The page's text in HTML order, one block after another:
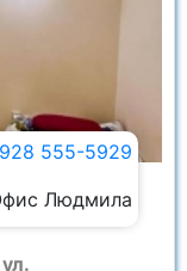
555-5929
Людмила